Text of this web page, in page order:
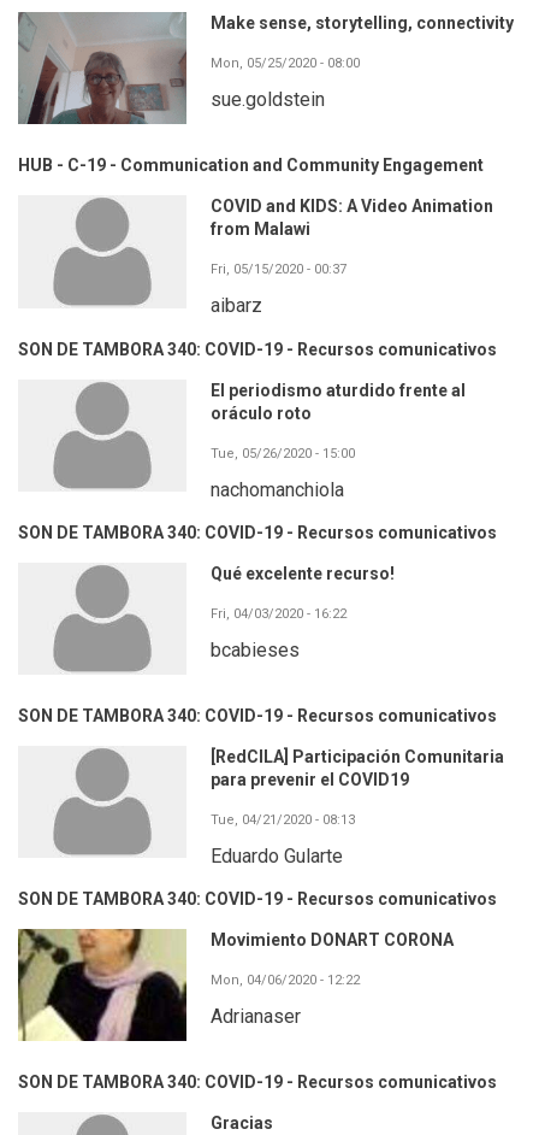
Make sense, storytelling, connectivity
Mon, 05/25/2020 - 08:00
sue.goldstein
HUB - C-19 - Communication and Community Engagement
COVID and KIDS: A Video Animation
from Malawi
Fri, 05/15/2020 - 00:37
aibarz
SON DE TAMBORA 340: COVID-19 - Recursos comunicativos
El periodismo aturdido frente al
oráculo roto
Tue, 05/26/2020 - 15:00
nachomanchiola
SON DE TAMBORA 340: COVID-19 - Recursos comunicativos
Qué excelente recurso!
Fri, 04/03/2020 - 16:22
bcabieses
SON DE TAMBORA 340: COVID-19 - Recursos comunicativos
[RedCILA] Participación Comunitaria
para prevenir el COVID19
Tue, 04/21/2020 - 08:13
Eduardo Gularte
SON DE TAMBORA 340: COVID-19 - Recursos comunicativos
Movimiento DONART CORONA
Mon, 04/06/2020 - 12:22
Adrianaser
SON DE TAMBORA 340: COVID-19 - Recursos comunicativos
Gracias